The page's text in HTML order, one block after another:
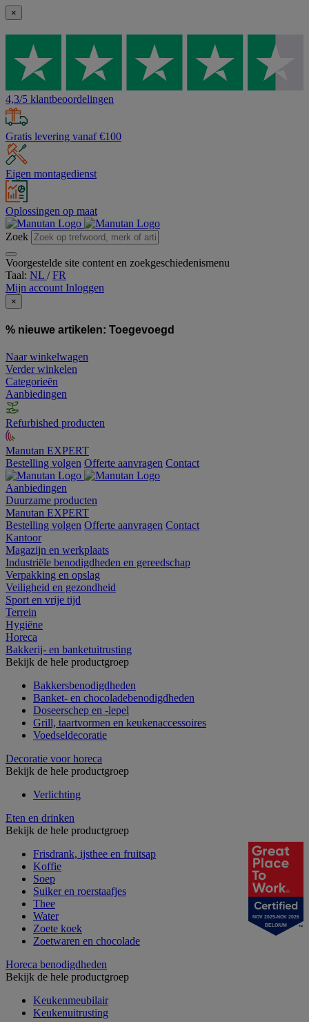
×
4,3/5 klantbeoordelingen
Gratis levering vanaf €100
Eigen montagedienst
Oplossingen op maat
Zoek
Voorgestelde site content en zoekgeschiedenismenu
Taal: NL /FR
Mijn account Inloggen
×
% nieuwe artikelen: Toegevoegd
Naar winkelwagen
Verder winkelen
Categorieën
Aanbiedingen
Refurbished producten
Manutan EXPERT
Bestelling volgen Offerte aanvragen Contact
Aanbiedingen
Duurzame producten
Manutan EXPERT
Bestelling volgen Offerte aanvragen Contact
Kantoor
Magazijn en werkplaats
Industriële benodigdheden en gereedschap
Verpakking en opslag
Veiligheid en gezondheid
Sport en vrije tijd
Terrein
Hygiëne
Horeca
Bakkerij- en banketuitrusting
Bekijk de hele productgroep
Bakkersbenodigdheden
Banket- en chocoladebenodigdheden
Doseerschep en -lepel
Grill, taartvormen en keukenaccessoires
Voedseldecoratie
Decoratie voor horeca
Bekijk de hele productgroep
Verlichting
Eten en drinken
Bekijk de hele productgroep
Frisdrank, ijsthee en fruitsap
Koffie
Soep
Suiker en roerstaafjes
Thee
Water
Zoete koek
Zoetwaren en chocolade
Horeca benodigdheden
Bekijk de hele productgroep
Keukenmeubilair
Keukenuitrusting
NOV 2025-NOV 2026
BELGIUM